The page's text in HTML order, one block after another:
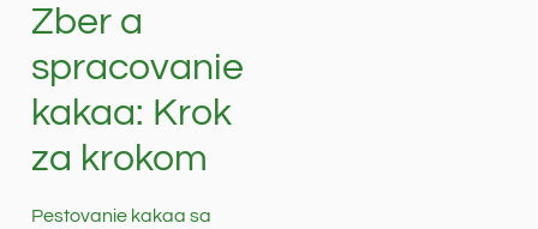
Zber a
spracovanie
kakaa: Krok
za krokom
Pestovanie kakaa sa